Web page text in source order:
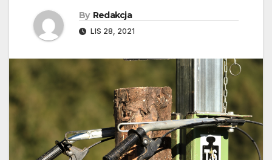
By Redakcja
LIS 28, 2021